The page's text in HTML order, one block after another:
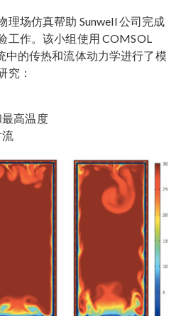
理场仿真帮助 Sunwell 公司完成
工作。该小组使用 COMSOL
中的传热和流体动力学进行了模
究：
高温度